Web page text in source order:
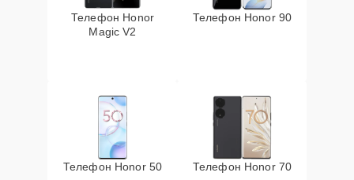
Телефон Honor
Magic V2
Телефон Honor 90
Телефон Honor 50 Телефон Honor 70